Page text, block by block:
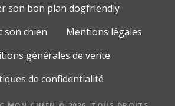
son bon plan dogfriendly
son chien
Mentions légales
générales de vente
de confidentialité